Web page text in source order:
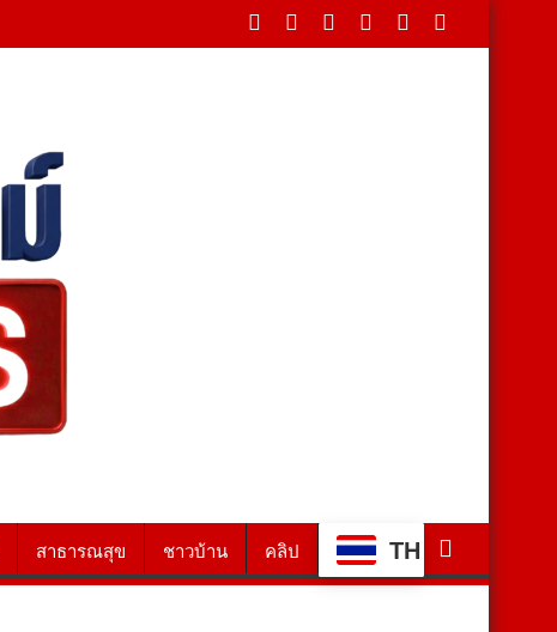
สาธารณสุข ชาวบ้าน คลิป TH